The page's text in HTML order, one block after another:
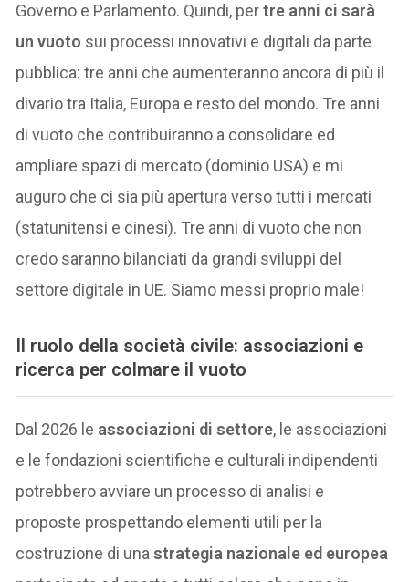
Governo e Parlamento. Quindi, pertre anni ci sarà
un vuoto sui processi innovativi e digitali da parte
pubblica: tre anni che aumenteranno ancora di più il
divario tra Italia, Europa e resto del mondo. Tre anni
di vuoto che contribuiranno a consolidare ed
ampliare spazi di mercato (dominio USA) e mi
auguro che ci sia più apertura verso tutti i mercati
(statunitensi e cinesi). Tre anni di vuoto che non
credo saranno bilanciati da grandi sviluppi del
settore digitale in UE. Siamo messi proprio male!
Il ruolo della società civile: associazioni e
ricerca per colmare il vuoto
Dal 2026 le associazioni di settore, le associazioni
e le fondazioni scientifiche e culturali indipendenti
potrebbero avviare un processo di analisi e
proposte prospettando elementi utili per la
costruzione di unastrategia nazionale ed europea